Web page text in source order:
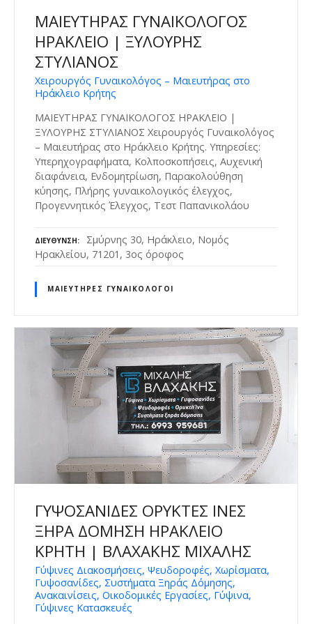
ΜΑΙΕΥΤΗΡΑΣ ΓΥΝΑΙΚΟΛΟΓΟΣ
ΗΡΑΚΛΕΙΟ | ΞΥΛΟΥΡΗΣ
ΣΤΥΛΙΑΝΟΣ
Χειρουργός Γυναικολόγος – Μαιευτήρας στο
Ηράκλειο Κρήτης
ΜΑΙΕΥΤΗΡΑΣ ΓΥΝΑΙΚΟΛΟΓΟΣ ΗΡΑΚΛΕΙΟ |
ΞΥΛΟΥΡΗΣ ΣΤΥΛΙΑΝΟΣ Χειρουργός Γυναικολόγος
– Μαιευτήρας στο Ηράκλειο Κρήτης. Υπηρεσίες:
Υπερηχογραφήματα, Κολποσκοπήσεις, Αυχενική
διαφάνεια, Ενδομητρίωση, Παρακολούθηση
κύησης, Πλήρης γυναικολογικός έλεγχος,
Προγεννητικός Έλεγχος, Τεστ Παπανικολάου
ΔΙΕΎΘΥΝΣΗ
Σμύρνης 30, Ηράκλειο, Νομός
Ηρακλείου, 71201, 3ος όροφος
ΜΑΙΕΥΤΉΡΕΣ ΓΥΝΑΙΚΟΛΌΓΟΙ
ΓΥΨΟΣΑΝΙΔΕΣ ΟΡΥΚΤΕΣ ΙΝΕΣ
ΞΗΡΑ ΔΟΜΗΣΗ ΗΡΑΚΛΕΙΟ
ΚΡΗΤΗ | ΒΛΑΧΑΚΗΣ ΜΙΧΑΛΗΣ
Γύψινες Διακοσμήσεις, Ψευδοροφές, Χωρίσματα,
Γυψοσανίδες, Συστήματα Ξηράς Δόμησης,
Ανακαινίσεις, Οικοδομικές Εργασίες, Γύψινα,
Γύψινες Κατασκευές